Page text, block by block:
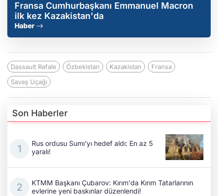
Fransa Cumhurbaşkanı Emmanuel Macron
ilk kez Kazakistan'da
Haber
Dassault Rafale Özbekistan Kazakistan
Fransa
Savaş Uçağı
Son Haberler
Rus ordusu Sumı'yı hedef aldı: En az 5
yaralı!
KTMM Başkanı Çubarov: Kırım'da Kırım Tatarlarının
evlerine yeni baskınlar düzenlendi!